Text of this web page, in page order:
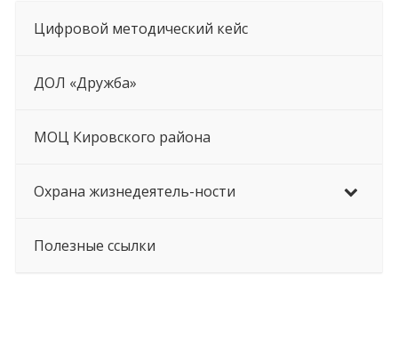
Цифровой методический кейс
ДОЛ «Дружба»
МОЦ Кировского района
Охрана жизнедеятель-ности
Полезные ссылки